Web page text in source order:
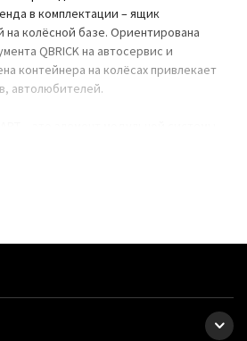
в комплектации – ящик
на колёсной базе. Ориентирована
QBRICK на автосервис и
контейнера на колёсах привлекает
автолюбителей.
или отдельно. Это удобно для
попадание внутрь влаги, паров
удобная тележка – большие